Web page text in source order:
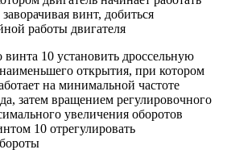
винт, добиться
работы двигателя
10 установить дроссельную
открытия, при котором
на минимальной частоте
затем вращением регулировочного
увеличения оборотов
10 отрегулировать